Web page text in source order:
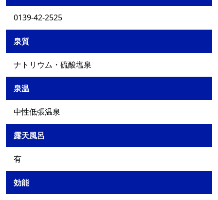
0139-42-2525
泉質
ナトリウム・硫酸塩泉
泉温
中性低張温泉
露天風呂
有
効能